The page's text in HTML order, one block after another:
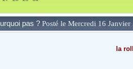
pas ? Posté le Mercredi 16
la